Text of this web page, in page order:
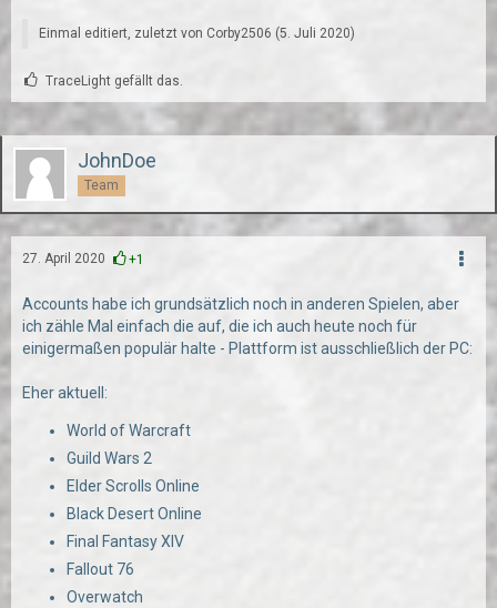
Einmal editiert, zuletzt von Corby2506 (5. Juli 2020)
TraceLight gefällt das.
JohnDoe
Team
27. April 2020 +1
Accounts habe ich grundsätzlich noch in anderen Spielen, aber
ich zähle Mal einfach die auf, die ich auch heute noch für
einigermaßen populär halte - Plattform ist ausschließlich der PC:
Eher aktuell:
World of Warcraft
Guild Wars 2
Elder Scrolls Online
Black Desert Online
Final Fantasy XIV
Fallout 76
Overwatch